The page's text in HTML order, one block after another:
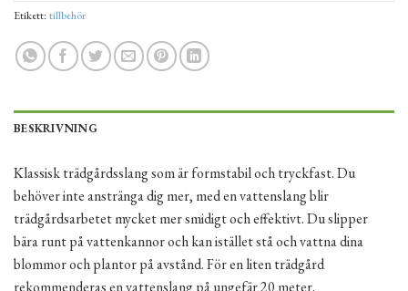
Etikett:tillbehör
BESKRIVNING
Klassisk trädgårdsslang som är formstabil och tryckfast. Du
behöver inte anstränga dig mer, med en vattenslang blir
trädgårdsarbetet mycket mer smidigt och effektivt. Du slipper
bära runt på vattenkannor och kan istället stå och vattna dina
blommor och plantor på avstånd. För en liten trädgård
rekommenderas en vattenslang på ungefär 20 meter.